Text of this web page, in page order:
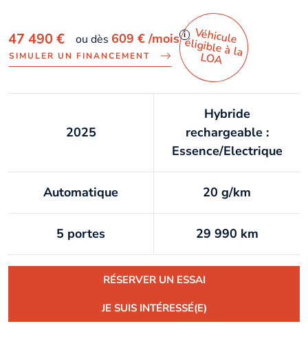
47 490 € ou dès 609 €/mois i
SIMULER UN FINANCEMENT
Véhicule
éligible à la
LO
A
2025
Hybride
rechargeable :
Essence/Electrique
Automatique 20 g/km
5 portes 29 990 km
RÉSERVER UN ESSAI
JE SUIS INTÉRESSÉ(E)